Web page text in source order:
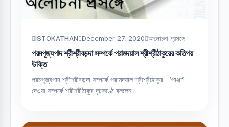
ISTOKATHAN December 27, 2020 আলোচনা প্রসঙ্গে
পরমপূজ্যপাদ শ্রীশ্রীবড়দা সম্পর্কে পরামদয়াল শ্রীশ্রীঠাকুরের কতিপয়
উক্তি
পরমপূজ্যপাদ শ্রীশ্রীবড়দা সম্পর্কে পরামদয়াল শ্রীশ্রীঠাকুর ‘পাঞ্জা’
দেওয়া সম্পর্কে শ্রীশ্রীঠাকুর দৃঢ়কণ্ঠে বললেন…